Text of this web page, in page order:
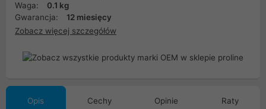
Waga:
0.1 kg
Gwarancja:
12 miesięcy
Zobacz więcej szczegółów
Opis Cechy Opinie Raty